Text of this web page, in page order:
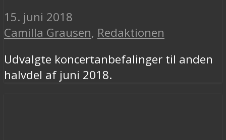
15. juni 2018
Camilla Grausen, Redaktionen
Udvalgte koncertanbefalinger til anden
halvdel af juni 2018.